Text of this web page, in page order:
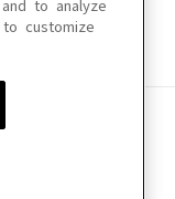
合があります。
あります。
to analyze
customize